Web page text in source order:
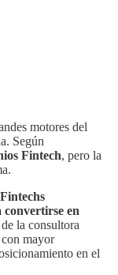
motores del
Según
Fintech, pero la
en
la consultora
mayor
en el